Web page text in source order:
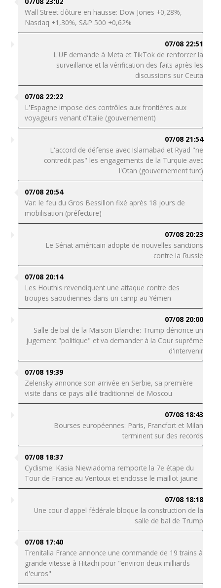
Wall Street clôture en hausse: Dow Jones +0,28%,
Nasdaq +1,30%, S&P 500 +0,62%
07/08 22:51
L'UE demande à Meta et TikTok de renforcer la
surveillance et la vérification des faits après les
discussions sur Ceuta
07/08 22:22
L'Espagne impose des contrôles aux frontières aux
voyageurs venant d'Italie (gouvernement)
07/08 21:54
L'accord de défense avec Islamabad et Ryad "ne
contredit pas" les engagements de la Turquie avec
l'Otan (gouvernement turc)
07/08 20:54
Var: le feu du Gros Bessillon fixé après 18 jours de
mobilisation (préfecture)
07/08 20:23
Le Sénat américain adopte de nouvelles sanctions
contre la Russie
07/08 20:14
Les Houthis revendiquent une attaque contre des
troupes saoudiennes dans un camp au Yémen
07/08 20:00
Salle de bal de la Maison Blanche: Trump dénonce un
jugement "politique" et va demander à la Cour suprême
d'intervenir
07/08 19:39
Zelensky annonce son arrivée en Serbie, sa première
visite dans ce pays allié traditionnel de Moscou
07/08 18:43
Bourses européennes: Paris, Francfort et Milan
terminent sur des records
07/08 18:37
Cyclisme: Kasia Niewiadoma remporte la 7e étape du
Tour de France au Ventoux et endosse le maillot jaune
07/08 18:18
Une cour d'appel fédérale bloque la construction de la
salle de bal de Trump
07/08 17:40
Trenitalia France annonce une commande de 19 trains à
grande vitesse à Hitachi pour "environ deux milliards
d'euros"